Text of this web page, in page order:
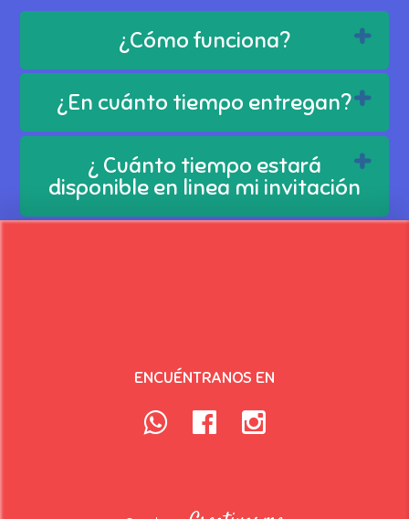
¿Cómo funciona?
¿En cuánto tiempo entregan?
¿ Cuánto tiempo estará
disponible en linea mi invitación
ENCUÉNTRANOS EN